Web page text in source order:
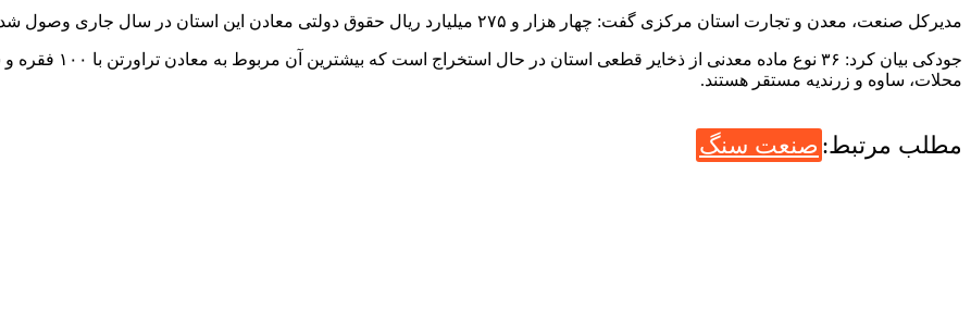
مدیرکل صنعت، معدن و تجارت استان مرکزی گفت: چهار هزار و ۲۷۵ میلیارد ریال حقوق دولتی معادن این استان در سال جاری وصول شد که نسبت به مدت مشابه سال گذشته ۲۳۶ درصد رشد داشته است.
محلات، ساوه و زرندیه مستقر هستند.
مطلب مرتبط: صنعت سنگ